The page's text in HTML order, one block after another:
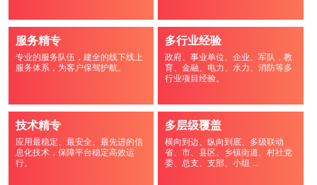
服务精专
专业的服务队伍，建全的线下线上
服务体系，为客户保驾护航。
多行业经验
政府、事业单位、企业、军队，教
育、金融、电力、水力、消防等多
行业项目经验。
技术精专
应用最稳定、最安全、最先进的信
息化技术，保障平台稳定高效运
行。
多层级覆盖
横向到边、纵向到底、多级联动
省、市、县区、乡镇街道、村社党
委、总支、支部、小组 ...